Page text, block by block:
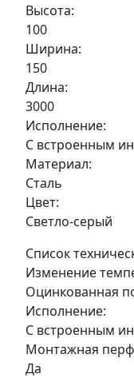
Высота:
100
Ширина:
150
Длина:
3000
Исполнение:
С встроенным
Материал:
Сталь
Цвет:
Светло-серый
Список
Изменение
Оцинкованная
Исполнение:
С встроенным
Монтажная
Да